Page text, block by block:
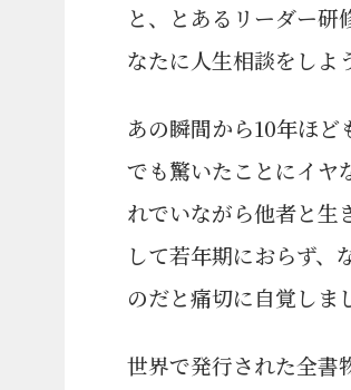
と、とあるリーダー研
なたに人生相談をしよ
あの瞬間から10年ほ
でも驚いたことにイヤ
れでいながら他者と生
して若年期におらず、
のだと痛切に自覚しま
世界で発行された全書